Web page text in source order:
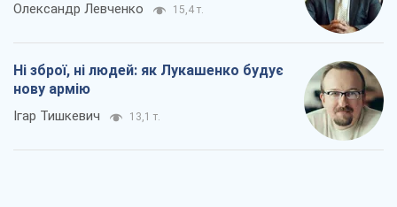
Олександр Левченко 15,4 т.
Ні зброї, ні людей: як Лукашенко будує
нову армію
Ігар Тишкевич 13,1 т.